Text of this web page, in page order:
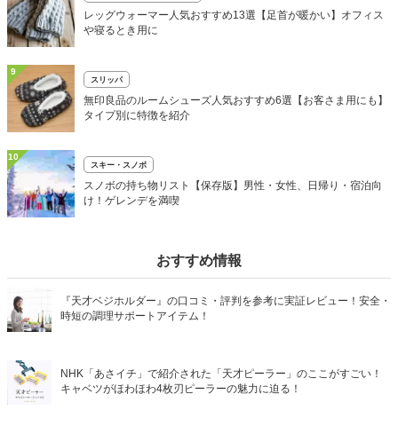
レッグウォーマー人気おすすめ13選【足首が暖かい】オフィス
や寝るとき用に
9
スリッパ
無印良品のルームシューズ人気おすすめ6選【お客さま用にも】
タイプ別に特徴を紹介
10
スキー・スノボ
スノボの持ち物リスト【保存版】男性・女性、日帰り・宿泊向
け！ゲレンデを満喫
おすすめ情報
『天才ベジホルダー』の口コミ・評判を参考に実証レビュー！安全・
時短の調理サポートアイテム！
NHK「あさイチ」で紹介された「天才ピーラー」のここがすごい！
キャベツがほわほわ4枚刃ピーラーの魅力に迫る！